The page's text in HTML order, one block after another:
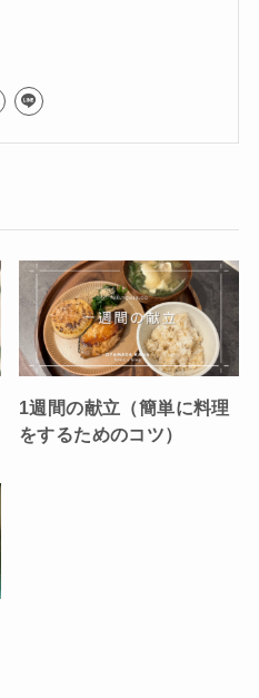
1週間の献立（簡単に料理
をするためのコツ）